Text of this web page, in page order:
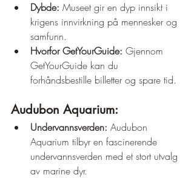
Dybde: Museet gir en dyp innsikt i
krigens innvirkning på mennesker og
samfunn.
Hvorfor GetYourGuide: Gjennom
GetYourGuide kan du
forhåndsbestille billetter og spare tid.
Audubon Aquarium:
Undervannsverden: Audubon
Aquarium tilbyr en fascinerende
undervannsverden med et stort utvalg
av marine dyr.